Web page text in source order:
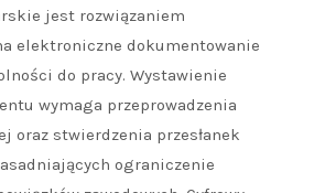
jest rozwiązaniem
elektroniczne dokumentowanie
do pracy. Wystawienie
wymaga przeprowadzenia
oraz stwierdzenia przesłanek
ograniczenie